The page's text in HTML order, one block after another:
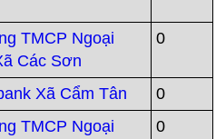
TMCP Ngoại
Các Sơn
0
Xã Cẩm Tân
0
TMCP Ngoại
0